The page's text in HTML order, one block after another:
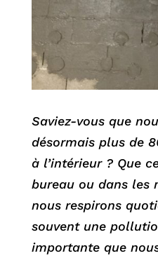
Saviez-vous que
désormais plus de
à l’intérieur ? Que
bureau ou dans les
nous respirons
souvent une
importante que